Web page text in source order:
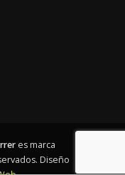
es marca
Diseño